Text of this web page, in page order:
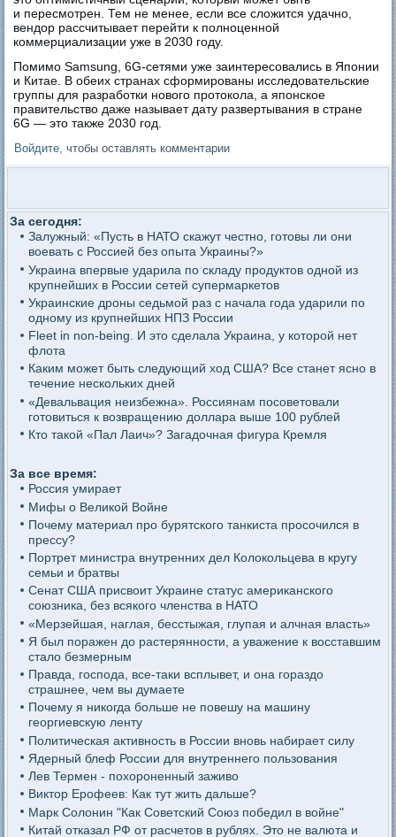
и пересмотрен. Тем не менее, если все сложится удачно,
вендор рассчитывает перейти к полноценной
коммерциализации уже в 2030 году.
Помимо Samsung, 6G-сетями уже заинтересовались в Японии
и Китае. В обеих странах сформированы исследовательские
группы для разработки нового протокола, а японское
правительство даже называет дату развертывания в стране
6G — это также 2030 год.
Войдите, чтобы оставлять комментарии
За сегодня:
Залужный: «Пусть в НАТО скажут честно, готовы ли они
воевать с Россией без опыта Украины?»
Украина впервые ударила по складу продуктов одной из
крупнейших в России сетей супермаркетов
Украинские дроны седьмой раз с начала года ударили по
одному из крупнейших НПЗ России
Fleet in non-being. И это сделала Украина, у которой нет
флота
Каким может быть следующий ход США? Все станет ясно в
течение нескольких дней
«Девальвация неизбежна». Россиянам посоветовали
готовиться к возвращению доллара выше 100 рублей
Кто такой «Пал Лаич»? Загадочная фигура Кремля
За все время:
Россия умирает
Мифы о Великой Войне
Почему материал про бурятского танкиста просочился в
прессу?
Портрет министра внутренних дел Колокольцева в кругу
семьи и братвы
Сенат США присвоит Украине статус американского
союзника, без всякого членства в НАТО
«Мерзейшая, наглая, бесстыжая, глупая и алчная власть»
Я был поражен до растерянности, а уважение к восставшим
стало безмерным
Правда, господа, все-таки всплывет, и она гораздо
страшнее, чем вы думаете
Почему я никогда больше не повешу на машину
георгиевскую ленту
Политическая активность в России вновь набирает силу
Ядерный блеф России для внутреннего пользования
Лев Термен - похороненный заживо
Виктор Ерофеев: Как тут жить дальше?
Марк Солонин "Как Советский Союз победил в войне"
Китай отказал РФ от расчетов в рублях. Это не валюта и